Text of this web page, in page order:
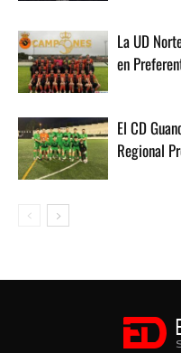
La UD
en
El CD
Regional